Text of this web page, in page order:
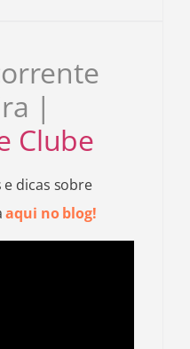
|
Clube
dicas sobre
aqui no blog!